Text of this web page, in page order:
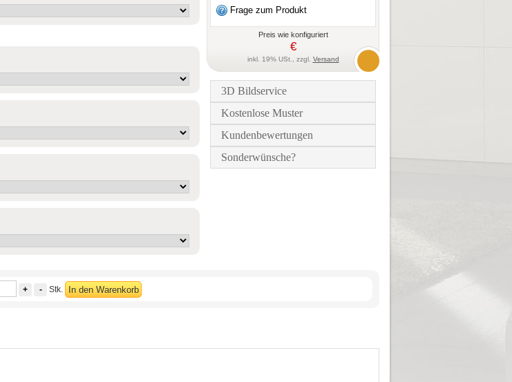
Frage zum Produkt
Preis wie konfiguriert
€
inkl. 19% USt., zzgl. Versand
3D Bildservice
Kostenlose Muster
Kundenbewertungen
Sonderwünsche?
+ - Stk. In den Warenkorb